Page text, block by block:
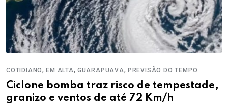
COTIDIANO,EM ALTA, GUARAPUAVA, PREVISÃO DO TEMPO
Ciclone bomba traz risco de tempestade,
granizo e ventos de até 72 Km/h